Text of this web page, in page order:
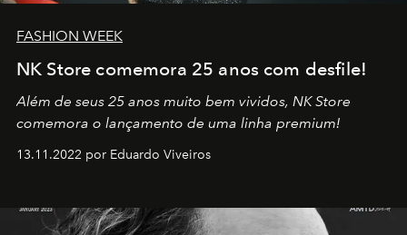
FASHION WEEK
NK Store comemora 25 anos com desfile!
Além de seus 25 anos muito bem vividos, NK Store
comemora o lançamento de uma linha premium!
13.11.2022 por Eduardo Viveiros